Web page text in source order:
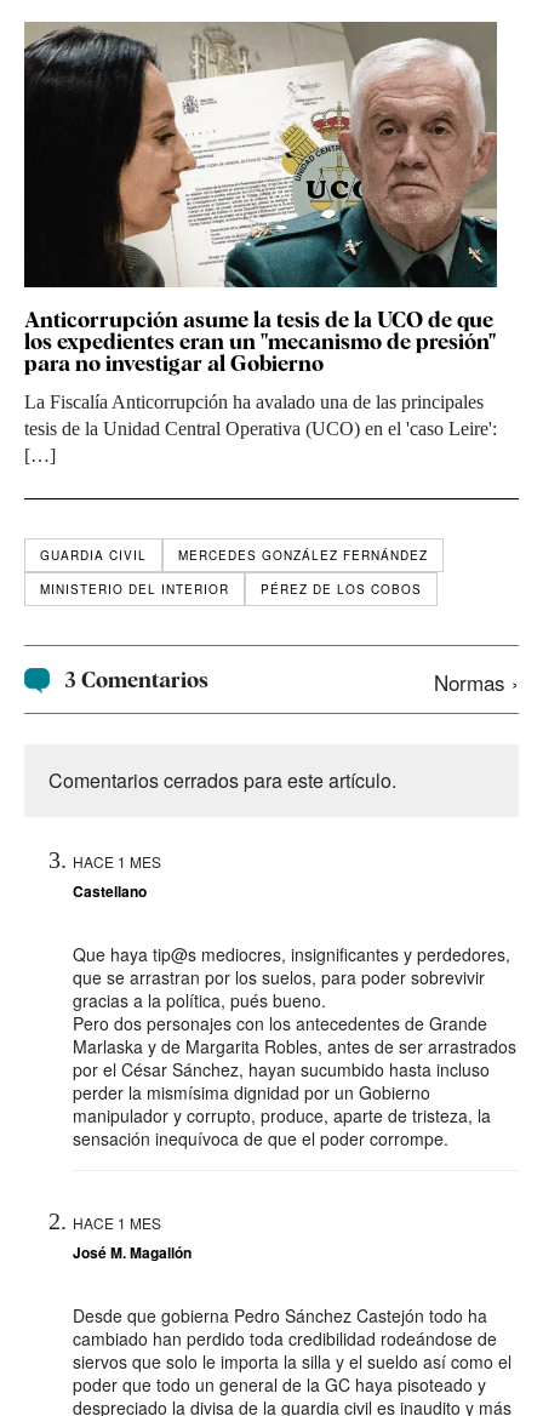
Anticorrupción asume la tesis de la UCO de que
los expedientes eran un "mecanismo de presión"
para no investigar al Gobierno
La Fiscalía Anticorrupción ha avalado una de las principales
tesis de la Unidad Central Operativa (UCO) en el 'caso Leire':
[…]
GUARDIA CIVIL
MERCEDES GONZÁLEZ FERNÁNDEZ
MINISTERIO DEL INTERIOR
PÉREZ DE LOS COBOS
3 Comentarios Normas ›
Comentarios cerrados para este artículo.
HACE 1 MES
Castellano
Que haya tip@s mediocres, insignificantes y perdedores,
que se arrastran por los suelos, para poder sobrevivir
gracias a la política, pués bueno.
Pero dos personajes con los antecedentes de Grande
Marlaska y de Margarita Robles, antes de ser arrastrados
por el César Sánchez, hayan sucumbido hasta incluso
perder la mismísima dignidad por un Gobierno
manipulador y corrupto, produce, aparte de tristeza, la
sensación inequívoca de que el poder corrompe.
HACE 1 MES
José M. Magallón
Desde que gobierna Pedro Sánchez Castejón todo ha
cambiado han perdido toda credibilidad rodeándose de
siervos que solo le importa la silla y el sueldo así como el
poder que todo un general de la GC haya pisoteado y
despreciado la divisa de la guardia civil es inaudito y más